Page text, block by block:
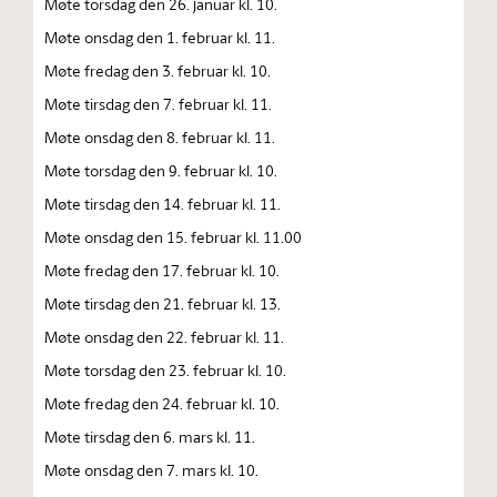
Møte onsdag den 1. februar kl. 11.
Møte fredag den 3. februar kl. 10.
Møte tirsdag den 7. februar kl. 11.
Møte onsdag den 8. februar kl. 11.
Møte torsdag den 9. februar kl. 10.
Møte tirsdag den 14. februar kl. 11.
Møte onsdag den 15. februar kl. 11.00
Møte fredag den 17. februar kl. 10.
Møte tirsdag den 21. februar kl. 13.
Møte onsdag den 22. februar kl. 11.
Møte torsdag den 23. februar kl. 10.
Møte fredag den 24. februar kl. 10.
Møte tirsdag den 6. mars kl. 11.
Møte onsdag den 7. mars kl. 10.